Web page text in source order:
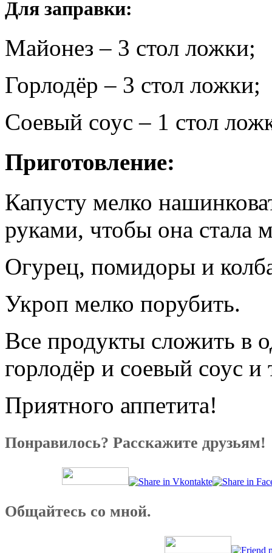
Для заправки:
Майонез – 3 стол ложки;
Горлодёр – 3 стол ложки;
Соевый соус – 1 стол
Приготовление:
Капусту мелко
руками, чтобы она стала
Огурец, помидоры и
Укроп мелко порубить.
Все продукты сложить в
горлодёр и соевый соус
Приятного аппетита!
Понравилось? Расскажите друзьям!
Общайтесь со мной.